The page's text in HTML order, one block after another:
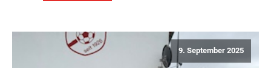
9. September 2025